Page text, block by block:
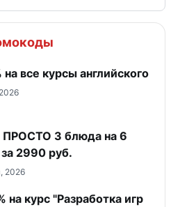
на все курсы английского
ПРОСТО 3 блюда на 6
2990 руб.
2026
на курс "Разработка игр